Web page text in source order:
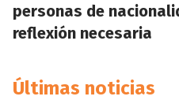
personas de
reflexión necesaria
Últimas noticias